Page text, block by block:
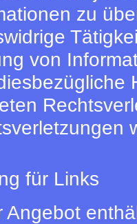
zu
von
für Links
Angebot